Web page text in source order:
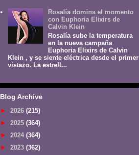
Rosalía domina el momento
con Euphoria Elixirs de
Calvin Klein
Rosalía sube la temperatura
en la nueva campaña
Euphoria Elixirs de Calvin
Klein , y se siente eléctrica desde el primer
vistazo. La estrell...
Blog Archive
► 2026 (215)
► 2025 (364)
► 2024 (364)
► 2023 (362)